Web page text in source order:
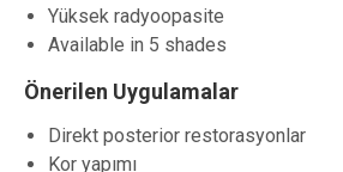
Yüksek radyoopasite
Available in 5 shades
Önerilen Uygulamalar
Direkt posterior restorasyonlar
Kor yapımı